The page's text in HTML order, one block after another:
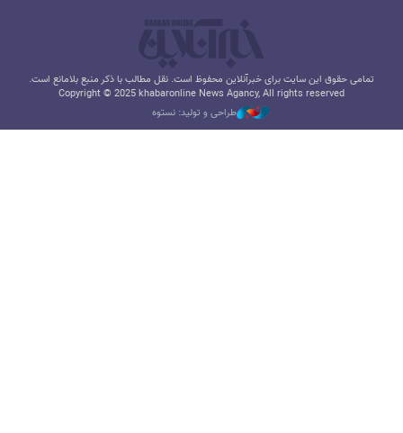
تمامی حقوق این سایت برای خبرآنلاین محفوظ است. نقل مطالب با ذکر منبع بلامانع است.
Copyright © 2025 khabaronline News Agancy, All rights reserved
طراحی و تولید: نستوه